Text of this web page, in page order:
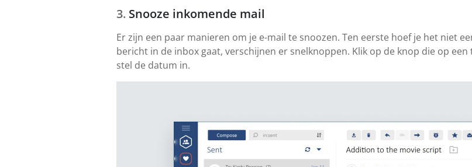
Snooze inkomende mail
Er zijn een paar manieren om je e-mail te snoozen. Ten eerste hoef je het niet
bericht in de inbox gaat, verschijnen er snelknoppen. Klik op de knop die op
stel de datum in.